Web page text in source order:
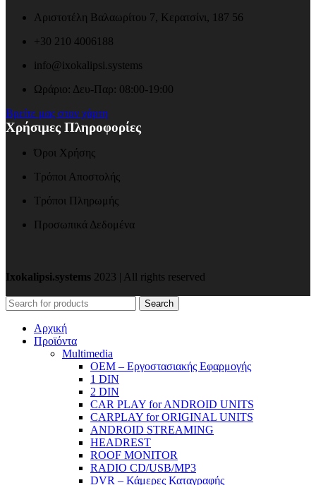
Αριστοτέλη Βαλαωρίτου 7, Κερατσίνι, 187 56
+30 210 4006188
info@ixokalipsi.systems
Ωράριο: Δευ-Παρ: 08:00-19:00
Βρείτε μας στον χάρτη
Χρήσιμες Πληροφορίες
Όροι Χρήσης
Τρόποι Αποστολής
Τρόποι Πληρωμής
Προσωπικά Δεδομένα
Ixokalipsi.systems 2023 | All rights reserved
Search
Αρχική
Προϊόντα
Μultimedia
OEM – Εργοστασιακής Εφαρμογής
1 DIN
2 DIN
CAR PLAY for ANDROID UNITS
CARPLAY for ORIGINAL UNITS
ANDROID STREAMING
HEADREST
ROOF MONITOR
RADIO CD/USB/MP3
DVR – Κάμερες Καταγραφής